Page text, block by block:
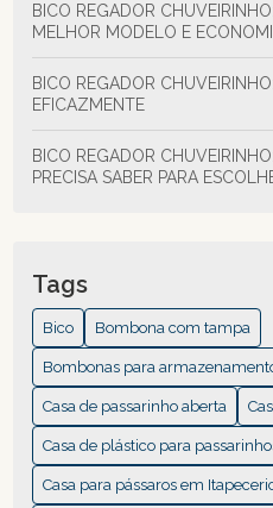
BICO REGADOR CHUVEIRINHO: DICAS PARA ESCOLHER O
MELHOR MODELO E
BICO REGADOR CHUVEIRINHO: DICAS PARA USAR
EFICAZMENTE
BICO REGADOR CHUVEIRINHO: TUDO O QUE VOCÊ
PRECISA SABER PARA
BICO REGADOR: 7 DICAS PARA ESCOLHER O IDEAL PARA
VOCÊ
BICO REGADOR: COMO ESCOLHER O MELHOR PARA SUAS
PLANTAS
CASA DE PÁSSAROS: COMO
CASA DE PLÁSTICO PARA PASSARINHOS: GUIA COMPLETO
PARA ESCOLHER A IDEAL
Tags
Bico Bombona com tampa
Bombonas para
Casa de passarinho aberta
Casa de plástico para
Casa para pássaros em